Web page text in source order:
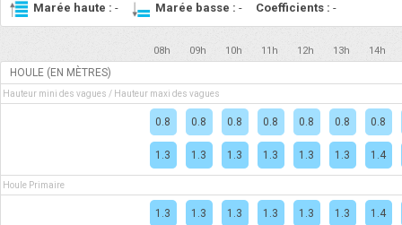
Marée haute : - Marée basse : - Coefficients : -
08h 09h 10h 11h 12h 13h 14h
HOULE (EN MÈTRES)
Hauteur mini des vagues / Hauteur maxi des vagues
0.8 0.8 0.8 0.8 0.8 0.8 0.8
1.3 1.3 1.3 1.3 1.3 1.3 1.4
Houle Primaire
1.3 1.3 1.3 1.3 1.3 1.3 1.4